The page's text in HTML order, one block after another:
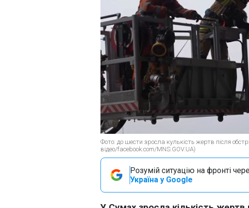
Фото: до шести зросла кулькість жертв після
відео/facebook.com/MNS.GOV.UA)
Розумій ситуацію на фронті
Україна у Google